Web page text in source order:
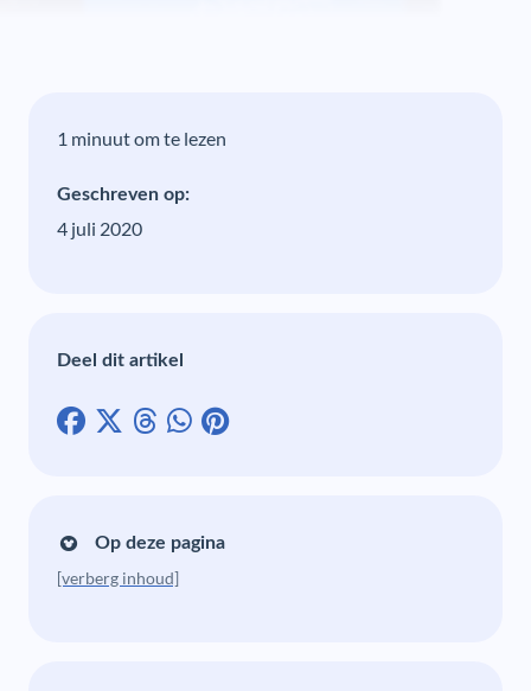
1 minuut om te lezen
Geschreven op:
4 juli 2020
Deel dit artikel
Op deze pagina
[verberg inhoud]